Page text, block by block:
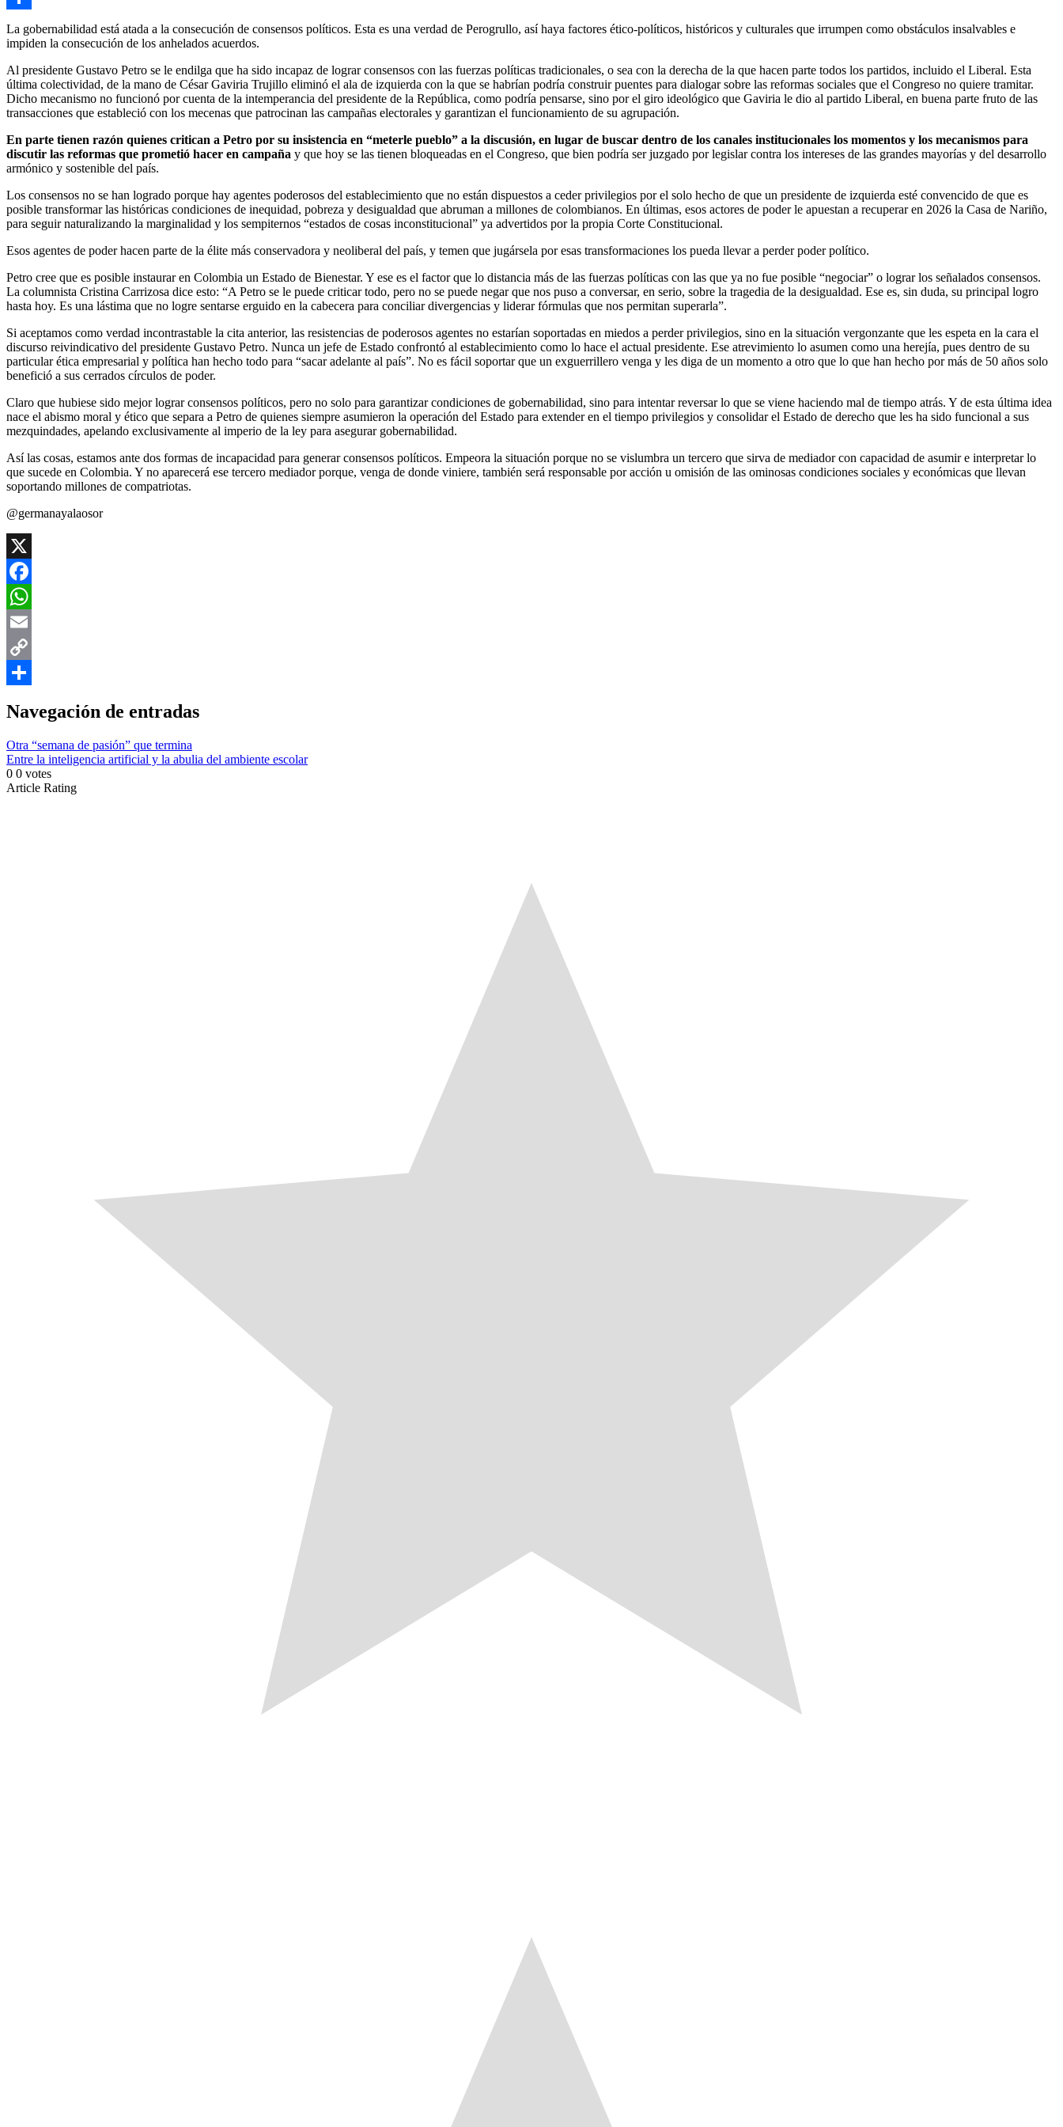
Link
Compartir
La gobernabilidad está atada a la consecución de consensos políticos. Esta es una verdad de Perogrullo, así haya factores ético-políticos, históricos y culturales que irrumpen como obstáculos insalvables e
impiden la consecución de los anhelados acuerdos.
Al presidente Gustavo Petro se le endilga que ha sido incapaz de lograr consensos con las fuerzas políticas tradicionales, o sea con la derecha de la que hacen parte todos los partidos, incluido el Liberal. Esta
última colectividad, de la mano de César Gaviria Trujillo eliminó el ala de izquierda con la que se habrían podría construir puentes para dialogar sobre las reformas sociales que el Congreso no quiere tramitar.
Dicho mecanismo no funcionó por cuenta de la intemperancia del presidente de la República, como podría pensarse, sino por el giro ideológico que Gaviria le dio al partido Liberal, en buena parte fruto de las
transacciones que estableció con los mecenas que patrocinan las campañas electorales y garantizan el funcionamiento de su agrupación.
En parte tienen razón quienes critican a Petro por su insistencia en “meterle pueblo” a la discusión, en lugar de buscar dentro de los canales institucionales los momentos y los mecanismos para
discutir las reformas que prometió hacer en campaña y que hoy se las tienen bloqueadas en el Congreso, que bien podría ser juzgado por legislar contra los intereses de las grandes mayorías y del desarrollo
armónico y sostenible del país.
Los consensos no se han logrado porque hay agentes poderosos del establecimiento que no están dispuestos a ceder privilegios por el solo hecho de que un presidente de izquierda esté convencido de que es
posible transformar las históricas condiciones de inequidad, pobreza y desigualdad que abruman a millones de colombianos. En últimas, esos actores de poder le apuestan a recuperar en 2026 la Casa de Nariño,
para seguir naturalizando la marginalidad y los sempiternos “estados de cosas inconstitucional” ya advertidos por la propia Corte Constitucional.
Esos agentes de poder hacen parte de la élite más conservadora y neoliberal del país, y temen que jugársela por esas transformaciones los pueda llevar a perder poder político.
Petro cree que es posible instaurar en Colombia un Estado de Bienestar. Y ese es el factor que lo distancia más de las fuerzas políticas con las que ya no fue posible “negociar” o lograr los señalados consensos.
La columnista Cristina Carrizosa dice esto: “A Petro se le puede criticar todo, pero no se puede negar que nos puso a conversar, en serio, sobre la tragedia de la desigualdad. Ese es, sin duda, su principal logro
hasta hoy. Es una lástima que no logre sentarse erguido en la cabecera para conciliar divergencias y liderar fórmulas que nos permitan superarla”.
Si aceptamos como verdad incontrastable la cita anterior, las resistencias de poderosos agentes no estarían soportadas en miedos a perder privilegios, sino en la situación vergonzante que les espeta en la cara el
discurso reivindicativo del presidente Gustavo Petro. Nunca un jefe de Estado confrontó al establecimiento como lo hace el actual presidente. Ese atrevimiento lo asumen como una herejía, pues dentro de su
particular ética empresarial y política han hecho todo para “sacar adelante al país”. No es fácil soportar que un exguerrillero venga y les diga de un momento a otro que lo que han hecho por más de 50 años solo
benefició a sus cerrados círculos de poder.
Claro que hubiese sido mejor lograr consensos políticos, pero no solo para garantizar condiciones de gobernabilidad, sino para intentar reversar lo que se viene haciendo mal de tiempo atrás. Y de esta última idea
nace el abismo moral y ético que separa a Petro de quienes siempre asumieron la operación del Estado para extender en el tiempo privilegios y consolidar el Estado de derecho que les ha sido funcional a sus
mezquindades, apelando exclusivamente al imperio de la ley para asegurar gobernabilidad.
Así las cosas, estamos ante dos formas de incapacidad para generar consensos políticos. Empeora la situación porque no se vislumbra un tercero que sirva de mediador con capacidad de asumir e interpretar lo
que sucede en Colombia. Y no aparecerá ese tercero mediador porque, venga de donde viniere, también será responsable por acción u omisión de las ominosas condiciones sociales y económicas que llevan
soportando millones de compatriotas.
@germanayalaosor
X
Facebook
WhatsApp
Email
Copy
Navegación de entradas
Otra “semana de pasión” que termina
Entre la inteligencia artificial y la abulia del ambiente escolar
0 0 votes
Article Rating